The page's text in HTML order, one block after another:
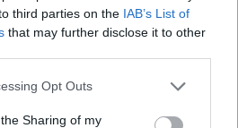
third parties on the IAB’s List of
that may further disclose it to other
Opt Outs
Sharing of my